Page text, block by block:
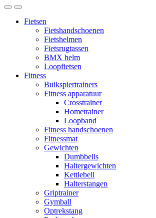
Fietsen
Fietshandschoenen
Fietshelmen
Fietsrugtassen
BMX helm
Loopfietsen
Fitness
Buikspiertrainers
Fitness apparatuur
Crosstrainer
Hometrainer
Loopband
Fitness handschoenen
Fitnessmat
Gewichten
Dumbbells
Haltergewichten
Kettlebell
Halterstangen
Griptrainer
Gymball
Optrekstang